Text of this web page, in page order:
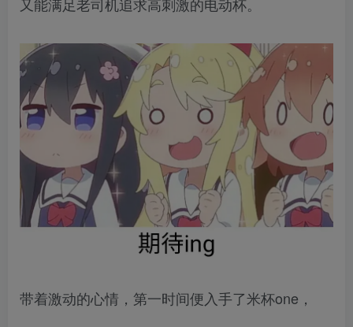
带着激动的心情，第一时间便入手了米杯one，